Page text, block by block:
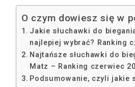
O czym dowiesz się w
Jakie słuchawki do
najlepiej wybrać? Ranking
Najtańsze słuchawki do
Matz – Ranking czerwiec
Podsumowanie, czyli jakie